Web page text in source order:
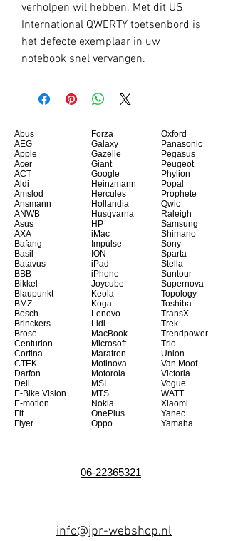
verholpen wil hebben. Met dit US
International QWERTY toetsenbord is
het defecte exemplaar in uw
notebook snel vervangen.
Abus
AEG
Apple
Acer
ACT
Aldi
Amslod
Ansmann
ANWB
Asus
AXA
Bafang
Basil
Batavus
BBB
Bikkel
Blaupunkt
BMZ
Bosch
Brinckers
Brose
Centurion
Cortina
CTEK
Darfon
Dell
E-Bike Vision
E-motion
Fit
Flyer
Forza
Galaxy
Gazelle
Giant
Google
Heinzmann
Hercules
Hollandia
Husqvarna
HP
iMac
Impulse
ION
iPad
iPhone
Joycube
Keola
Koga
Lenovo
Lidl
MacBook
Microsoft
Maratron
Motinova
Motorola
MSI
MTS
Nokia
OnePlus
Oppo
Oxford
Panasonic
Pegasus
Peugeot
Phylion
Popal
Prophete
Qwic
Raleigh
Samsung
Shimano
Sony
Sparta
Stella
Suntour
Supernova
Topology
Toshiba
TransX
Trek
Trendpower
Trio
Union
Van Moof
Victoria
Vogue
WATT
Xiaomi
Yanec
Yamaha
06-22365321
info@jpr-webshop.nl